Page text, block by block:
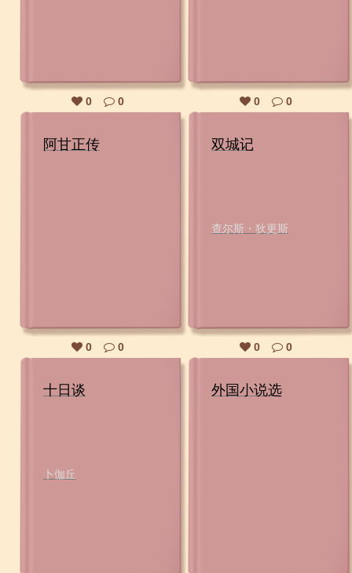
0 0 0 0
阿甘正传
0 0
双城记
查尔斯・狄更斯
0 0
十日谈
卜伽丘
外国小说选